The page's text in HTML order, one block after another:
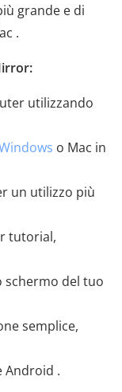
grande e di
.
utilizzando
o Mac in
un utilizzo più
tutorial,
schermo del tuo
semplice,
Android .